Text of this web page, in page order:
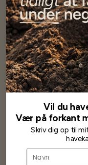
Se mere af Alle produkter
Har altid kun mødt god
Har lige i går modtaget
wauw en god kvalitet og
Som skrevet før når jeg
venlighed og god service.
Jeg vil klart anbefale
Vil du
Vær på forkant
Skriv dig op til
Navn